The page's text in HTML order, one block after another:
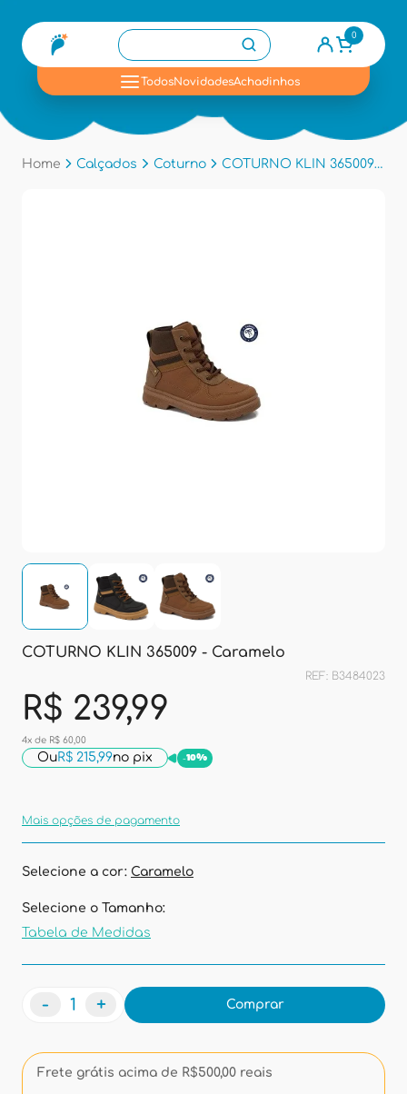
0
TodosNovidadesAchadinhos
Home Calçados Coturno COTURNO KLIN 365009 - Caramelo
COTURNO KLIN 365009 - Caramelo
REF: B3484023
R$ 239,99
4x de R$ 60,00
OuR$ 215,99no pix -10%
Mais opções de pagamento
Selecione a cor: Caramelo
Selecione o Tamanho:
Tabela de Medidas
- + Comprar
Frete grátis acima de R$500,00 reais